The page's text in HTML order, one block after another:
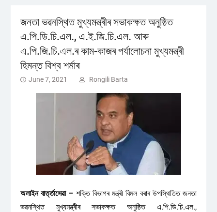
জনতা ভৱনস্থিত মুখ্যমন্ত্ৰীৰ সভাকক্ষত অনুষ্ঠিত
এ.পি.ডি.চি.এল., এ.ই.জি.চি.এল. আৰু
এ.পি.জি.চি.এল.ৰ কাম-কাজৰ পৰ্যালোচনা মুখ্যমন্ত্ৰী
হিমন্ত বিশ্ব শৰ্মাৰ
June 7, 2021 Rongili Barta
অলাইন বাৰ্ত্তাসেৱা – শক্তি বিভাগৰ মন্ত্ৰী বিমল বৰাৰ উপস্থিতিত জনতা
ভৱনস্থিত মুখ্যমন্ত্ৰীৰ সভাকক্ষত অনুষ্ঠিত এ.পি.ডি.চি.এল.,